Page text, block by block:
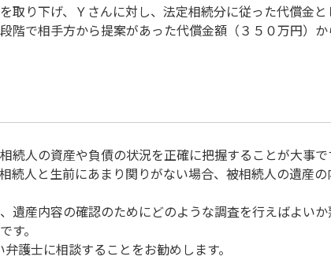
取り下げ、Ｙさんに対し、法定相続分に従った代償金
階で相手方から提案があった代償金額（３５０万円）
続人の資産や負債の状況を正確に把握することが大事で
続人と生前にあまり関りがない場合、被相続人の遺産
遺産内容の確認のためにどのような調査を行えばよい
す。
護士に相談することをお勧めします。